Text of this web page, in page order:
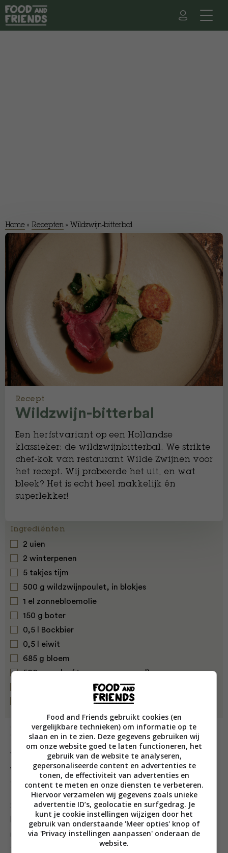
Home » Recepten » Wildzwijn-bitterbal
Recept
Wildzwijn-bitterbal
Een herfstvariant op een Hollandse
klassieker: de wildzwijnbitterbal. We strikte
chef-kok van restaurant Wilde Zwijnen voor
het recept. Wij probeerde het uit, en wat
bleek? Het is echt heel makkelijk én
superlekker!
Ingrediënten
2 uien
2 winterpenen
5 takjes tijm
500 g wildzwijnpoulet, in blokjes
1 el zonnebloemolie
150 g boter
0,5 l Bockbier
0,5 l eiwit
685 g bloem
500 g panko (Japans paneermeel)
sojaolie, om te frituren
Bereiding
1. Verwarm de oven voor op 160 °C. Snijd de ui en
winterpeen in kleine blokjes, haal de blaadjes van de
takjes tijm en snijd ze fijn.
2. Bak de wildzwijnpoulet in de zonnebloemolie op
hoog vuur en voeg wat boter toe. Laat het vlees
rondom bruin kleuren en voeg dan de wortel, ui en tijm
toe – bak even mee. Blus het geheel af met bockbier.
Food and Friends gebruikt cookies (en
vergelijkbare technieken) om informatie op te
slaan en in te zien. Deze gegevens gebruiken wij
om onze website goed te laten functioneren, het
gebruik van de website te analyseren,
gepersonaliseerde content en advertenties te
tonen, de effectiviteit van advertenties en
content te meten en onze diensten te verbeteren.
Hiervoor verzamelen wij gegevens zoals unieke
advertentie ID’s, geolocatie en surfgedrag. Je
kunt je cookie instellingen wijzigen door het
gebruik van onderstaande 'Meer opties' knop of
via 'Privacy instellingen aanpassen' onderaan de
website.